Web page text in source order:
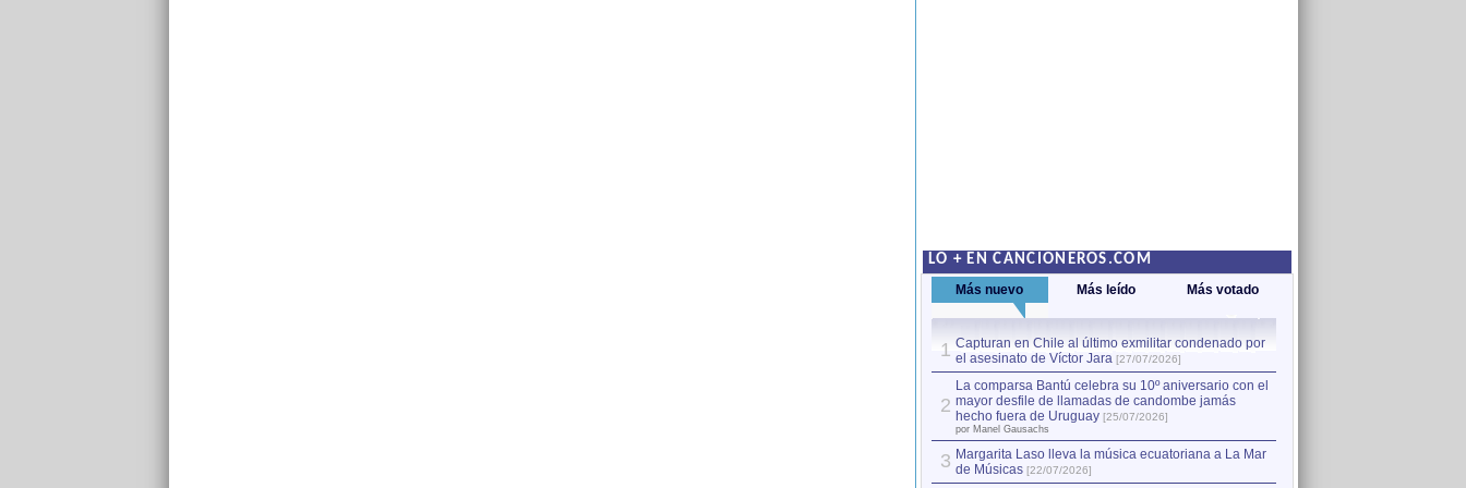
LO + EN CANCIONEROS.COM
Más nuevo Más leído Más votado
1 Capturan en Chile al último exmilitar condenado por
el asesinato de Víctor Jara [27/07/2026]
2
La comparsa Bantú celebra su 10º aniversario con el
mayor desfile de llamadas de candombe jamás
hecho fuera de Uruguay [25/07/2026]
por Manel Gausachs
3 Margarita Laso lleva la música ecuatoriana a La Mar
de Músicas [22/07/2026]